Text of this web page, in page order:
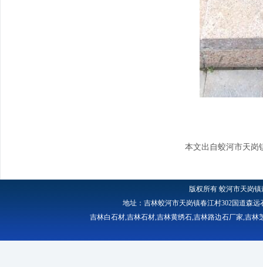
本文出自蛟河市天岗
版权所有蛟河市天岗
地址：吉林蛟河市天岗镇春江村302国道森远
吉林白石材,吉林石材,吉林黄绣石,吉林路边石厂家,吉林